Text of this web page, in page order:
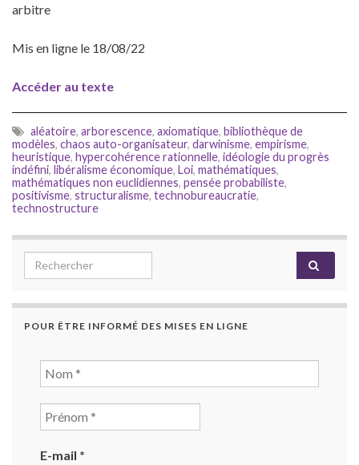
arbitre
Mis en ligne le 18/08/22
Accéder au texte
aléatoire, arborescence, axiomatique, bibliothèque de
modèles, chaos auto-organisateur, darwinisme, empirisme,
heuristique, hypercohérence rationnelle, idéologie du progrès
indéfini, libéralisme économique, Loi, mathématiques,
mathématiques non euclidiennes, pensée probabiliste,
positivisme, structuralisme, technobureaucratie,
technostructure
Search for:
POUR ÊTRE INFORMÉ DES MISES EN LIGNE
E-mail *